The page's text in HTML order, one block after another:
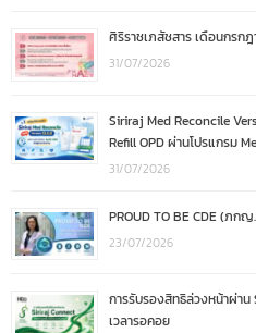
ศิริราชเภสัชสาร เดือนกรก
31/07/2026
Siriraj Med Reconcile
Refill OPD ผ่านโปรแกรม
31/07/2026
PROUD TO BE CDE (
23/07/2026
การรับรองสิทธิล่วงหน้าผ่าน
เวลารอคอย